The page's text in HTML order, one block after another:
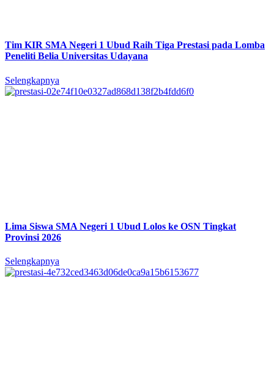
Tim KIR SMA Negeri 1 Ubud Raih Tiga Prestasi pada Lomba
Peneliti Belia Universitas Udayana
Selengkapnya
Lima Siswa SMA Negeri 1 Ubud Lolos ke OSN Tingkat
Provinsi 2026
Selengkapnya